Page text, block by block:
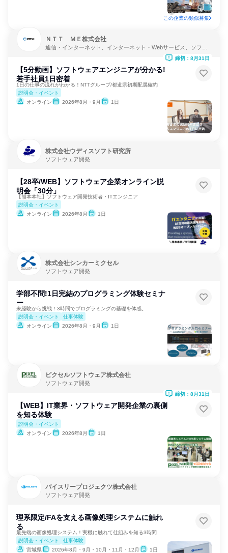
この企業の類似募集
ＮＴＴ ＭＥ株式会社
通信・インターネット、インターネット・Webサービス、ソフト
【5分動画】ソフトウェアエンジニアが分かる!
若手社員1日密着
1日の仕事の流れがわかる！NTTグループ/都道県初期配属確約
説明会・イベント
オンライン
2026年8月・9月 1日
締切：8月31日
株式会社ウディスソフト研究所
ソフトウェア開発
【28卒/WEB】ソフトウェア企業オンライン説
明会「30分」
【熊本本社】ソフトウェア開発技術者・ITエンジニア
説明会・イベント
オンライン
2026年8月 1日
株式会社シンカーミクセル
ソフトウェア開発
学部不問!1日完結のプログラミング体験セミナ
ー
未経験から挑戦！3時間でプログラミングの基礎を体感。
説明会・イベント
仕事体験
オンライン
2026年8月・9月 1日
ピクセルソフトウェア株式会社
ソフトウェア開発
【WEB】IT業界・ソフトウェア開発企業の裏側
を知る体験
説明会・イベント
オンライン
2026年8月 1日
締切：8月31日
バイスリープロジェクツ株式会社
ソフトウェア開発
理系限定/FAを支える画像処理システムに触れ
る
最先端の画像処理システム！実機に触れて仕組みを知る3時間
説明会・イベント
仕事体験
宮城県
2026年8月・9月・10月・11月・12月 1日